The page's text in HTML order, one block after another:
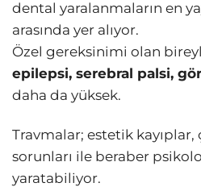
dental yaralanmaların en
arasında yer alıyor.
Özel gereksinimi olan
epilepsi, serebral palsi,
daha da yüksek.
Travmalar; estetik
sorunları ile beraber
yaratabiliyor.